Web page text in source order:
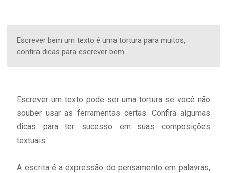
Escrever bem um texto é uma tortura para muitos,
confira dicas para escrever bem.
Escrever um texto pode ser uma tortura se você não
souber usar as ferramentas certas. Confira algumas
dicas para ter sucesso em suas composições
textuais.
A escrita é a expressão do pensamento em palavras,